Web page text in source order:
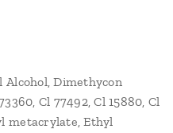
Alcohol, Dimethycon
Cl 77492, Cl 15880, Cl
metacrylate, Ethyl